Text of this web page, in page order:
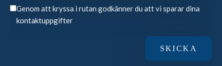
Genom att kryssa i rutan godkänner du att vi sparar dina
kontaktuppgifter